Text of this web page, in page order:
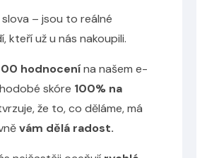
– jsou to reálné
kteří už u nás nakoupili.
hodnocenína našem e-
skóre 100% na
že to, co děláme, má
vám dělá radost.